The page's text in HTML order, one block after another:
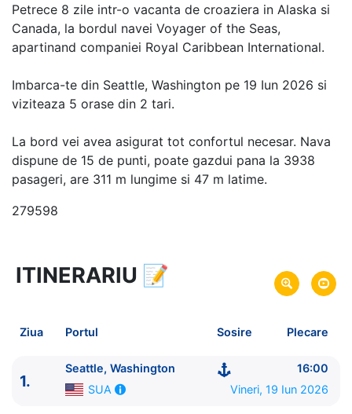
Petrece 8 zile intr-o vacanta de croaziera in Alaska si
Canada, la bordul navei Voyager of the Seas,
apartinand companiei Royal Caribbean International.
Imbarca-te din Seattle, Washington pe 19 Iun 2026 si
viziteaza 5 orase din 2 tari.
La bord vei avea asigurat tot confortul necesar. Nava
dispune de 15 de punti, poate gazdui pana la 3938
pasageri, are 311 m lungime si 47 m latime.
279598
8 zile vacanta de croaziera in
link oferta
Plecare pe 19 Iun 2026
din Seattle, Washington,
Sosire pe 26 Iun 2026in Seattle, Washington, SUA
ITINERARIU 📝
Ziua Portul Sosire Plecare
1.
Seattle, Washington
16:00
SUA
Vineri, 19 Iun 2026